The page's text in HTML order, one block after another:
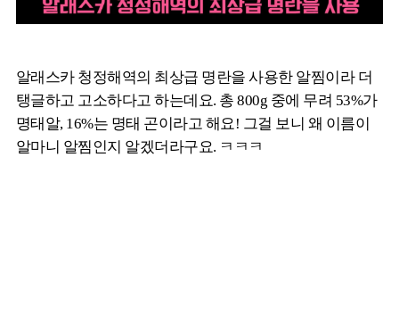
알래스카 청정해역의 최상급 명란을 사용한 알찜이라 더
탱글하고 고소하다고 하는데요. 총 800g 중에 무려 53%가
명태알, 16%는 명태 곤이라고 해요! 그걸 보니 왜 이름이
알마니 알찜인지 알겠더라구요. ㅋㅋㅋ